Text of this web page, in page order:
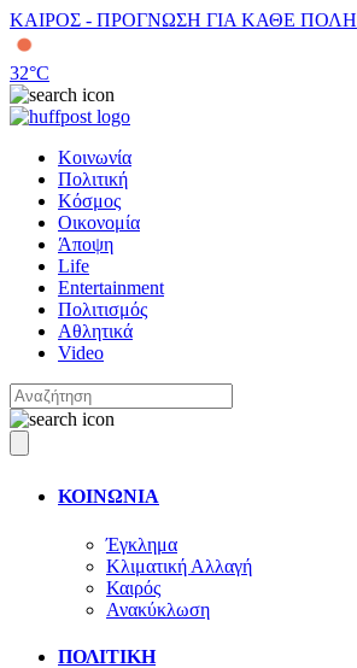
ΚΑΙΡΟΣ - ΠΡΟΓΝΩΣΗ ΓΙΑ ΚΑΘΕ ΠΟΛΗ
32°C
Κοινωνία
Πολιτική
Κόσμος
Οικονομία
Άποψη
Life
Entertainment
Πολιτισμός
Αθλητικά
Video
ΚΟΙΝΩΝΙΑ
Έγκλημα
Κλιματική Αλλαγή
Καιρός
Ανακύκλωση
ΠΟΛΙΤΙΚΗ